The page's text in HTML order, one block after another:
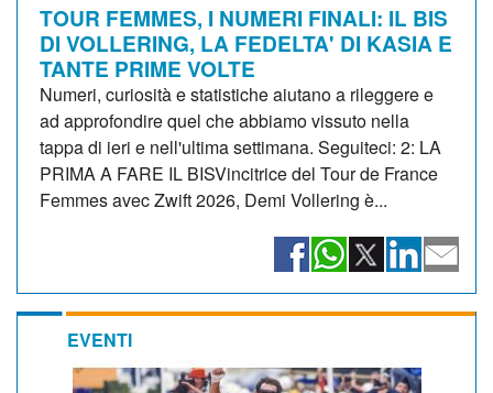
TOUR FEMMES, I NUMERI FINALI: IL BIS
DI VOLLERING, LA FEDELTA' DI KASIA E
TANTE PRIME VOLTE
Numeri, curiosità e statistiche aiutano a rileggere e
ad approfondire quel che abbiamo vissuto nella
tappa di ieri e nell'ultima settimana. Seguiteci: 2: LA
PRIMA A FARE IL BISVincitrice del Tour de France
Femmes avec Zwift 2026, Demi Vollering è...
EVENTI